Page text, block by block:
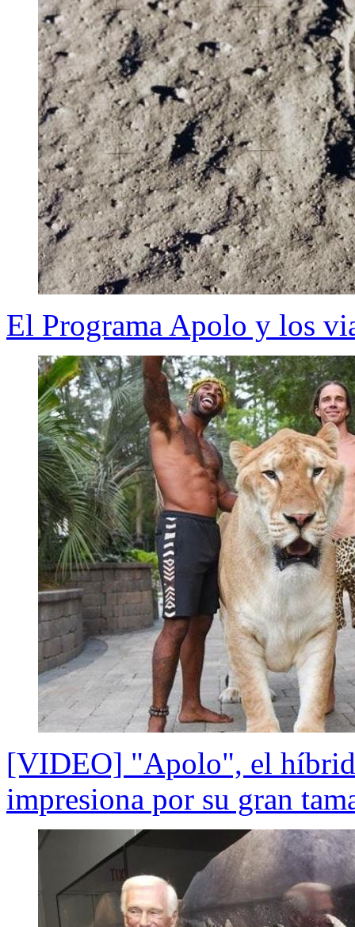
El Programa Apolo y los
[VIDEO] "Apolo", el
impresiona por su gran